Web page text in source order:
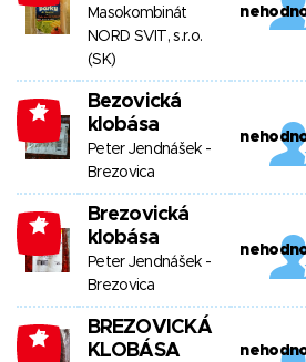
Masokombinát
NORD SVIT, s.r.o.
(SK)
-7
Bezovická
klobása
Peter Jendnášek -
Brezovica
-7
Brezovická
klobása
Peter Jendnášek -
Brezovica
-7
BREZOVICKÁ
KLOBÁSA